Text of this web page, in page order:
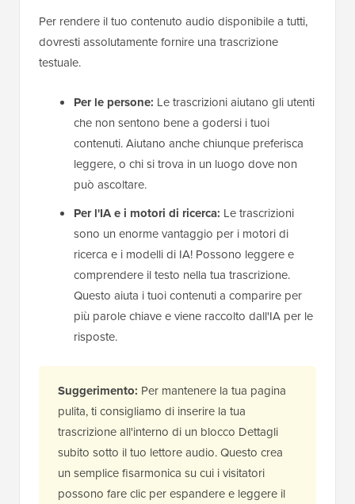
Per rendere il tuo contenuto audio disponibile a tutti,
dovresti assolutamente fornire una trascrizione
testuale.
Per le persone: Le trascrizioni aiutano gli utenti
che non sentono bene a godersi i tuoi
contenuti. Aiutano anche chiunque preferisca
leggere, o chi si trova in un luogo dove non
può ascoltare.
Per l'IA e i motori di ricerca: Le trascrizioni
sono un enorme vantaggio per i motori di
ricerca e i modelli di IA! Possono leggere e
comprendere il testo nella tua trascrizione.
Questo aiuta i tuoi contenuti a comparire per
più parole chiave e viene raccolto dall'IA per le
risposte.
Suggerimento: Per mantenere la tua pagina
pulita, ti consigliamo di inserire la tua
trascrizione all'interno di un blocco Dettagli
subito sotto il tuo lettore audio. Questo crea
un semplice fisarmonica su cui i visitatori
possono fare clic per espandere e leggere il